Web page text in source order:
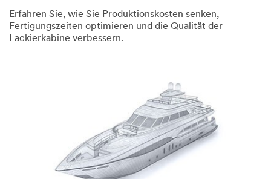
Erfahren Sie, wie Sie Produktionskosten senken,
Fertigungszeiten optimieren und die Qualität der
Lackierkabine verbessern.